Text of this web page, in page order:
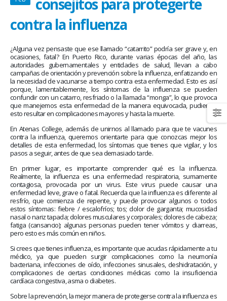
consejitos para protegerte
contra la influenza
¿Alguna vez pensaste que ese llamado “catarrito” podría ser grave y, en
ocasiones, fatal? En Puerto Rico, durante varias épocas del año, las
autoridades gubernamentales y entidades de salud, llevan a cabo
campañas de orientación y prevención sobre la influenza, enfatizando en
la necesidad de vacunarse a tiempo contra esta enfermedad. Esto es así
porque, lamentablemente, los síntomas de la influenza se pueden
confundir con un catarro, resfriado o la llamada “monga”, lo que provoca
que manejemos esta enfermedad de la manera equivocada, pudiendo
esto resultar en complicaciones mayores y hasta la muerte.
En Atenas College, además de unirnos al llamado para que te vacunes
contra la influenza, queremos orientarte para que conozcas mejor los
detalles de esta enfermedad, los síntomas que tienes que vigilar, y los
pasos a seguir, antes de que sea demasiado tarde.
En primer lugar, es importante comprender qué es la influenza.
Realmente, la influenza es una enfermedad respiratoria, sumamente
contagiosa, provocada por un virus. Este virus puede causar una
enfermedad leve, grave o fatal. Recuerda que la influenza es diferente al
resfrío, que comienza de repente, y puede provocar algunos o todos
estos síntomas: fiebre / escalofríos; tos; dolor de garganta; mucosidad
nasal o nariz tapada; dolores musculares y corporales; dolores de cabeza;
fatiga (cansancio); algunas personas pueden tener vómitos y diarreas,
pero esto es más común en niños.
Si crees que tienes influenza, es importante que acudas rápidamente a tu
médico, ya que pueden surgir complicaciones como la neumonía
bacteriana, infecciones de oído, infecciones sinusales, deshidratación, y
complicaciones de ciertas condiciones médicas como la insuficiencia
cardíaca congestiva, asma o diabetes.
Sobre la prevención, la mejor manera de protegerse contra la influenza es
abrazar la salud oncológica
May 28, 2026